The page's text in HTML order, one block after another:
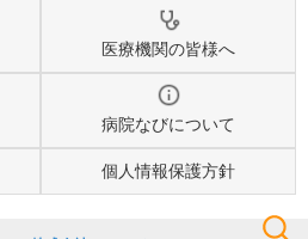
医療機関の皆様へ
病院なびについて
個人情報保護方針